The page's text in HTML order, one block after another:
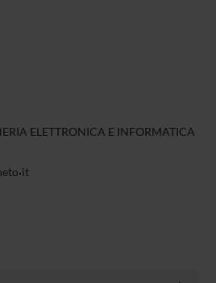
ELETTRONICA E INFORMATICA
it